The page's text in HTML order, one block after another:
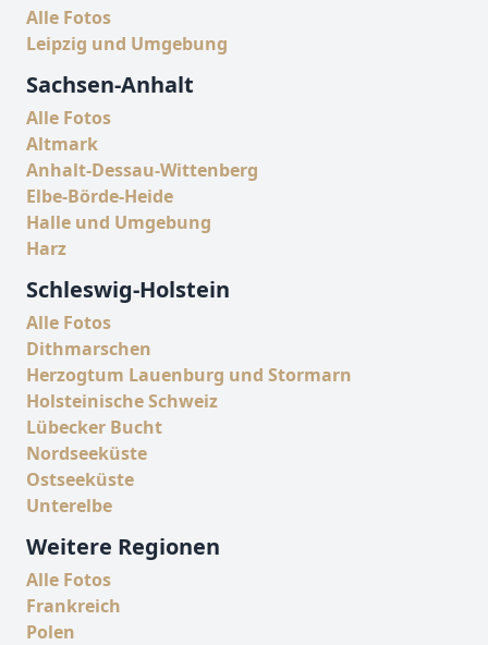
Alle Fotos
Leipzig und Umgebung
Sachsen-Anhalt
Alle Fotos
Altmark
Anhalt-Dessau-Wittenberg
Elbe-Börde-Heide
Halle und Umgebung
Harz
Schleswig-Holstein
Alle Fotos
Dithmarschen
Herzogtum Lauenburg und Stormarn
Holsteinische Schweiz
Lübecker Bucht
Nordseeküste
Ostseeküste
Unterelbe
Weitere Regionen
Alle Fotos
Frankreich
Polen